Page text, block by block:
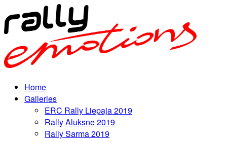
Home
Galleries
ERC Rally Liepaja 2019
Rally Aluksne 2019
Rally Sarma 2019